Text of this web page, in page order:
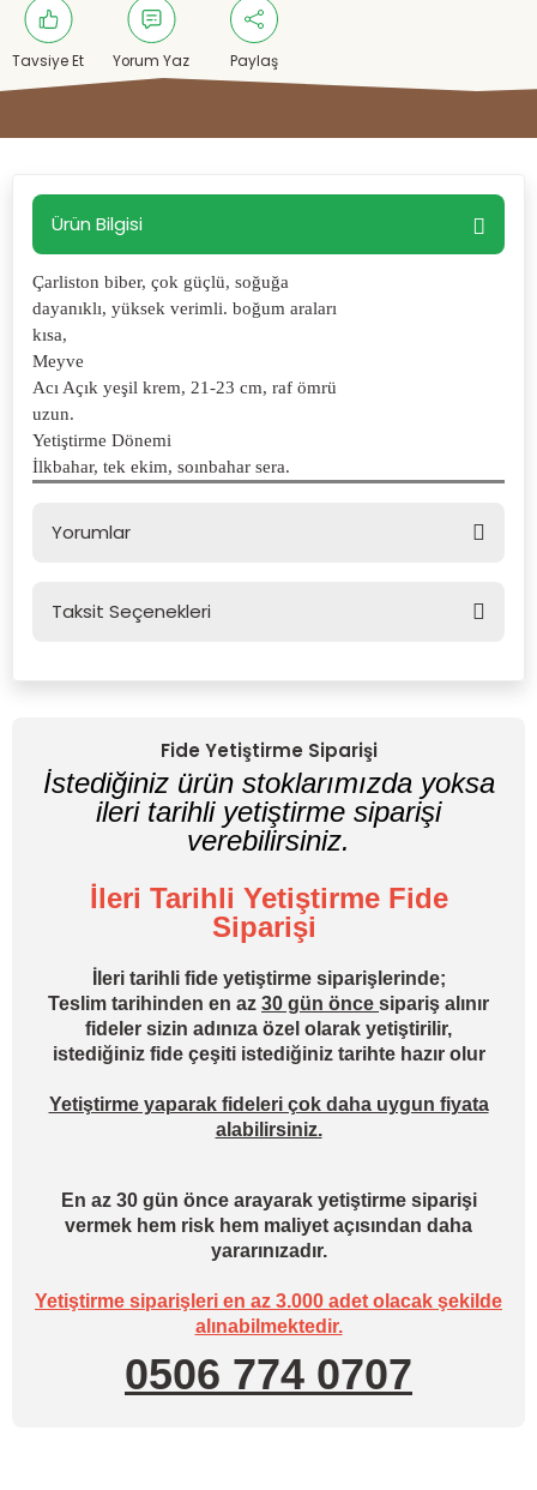
Tavsiye Et Yorum Yaz Paylaş
Ürün Bilgisi
Çarliston biber, çok güçlü, soğuğa
dayanıklı, yüksek verimli. boğum araları
kısa,
Meyve
Acı Açık yeşil krem, 21-23 cm, raf ömrü
uzun.
Yetiştirme Dönemi
İlkbahar, tek ekim, soınbahar sera.
Yorumlar
Taksit Seçenekleri
Fide Yetiştirme Siparişi
İstediğiniz ürün stoklarımızda yoksa
ileri tarihli yetiştirme siparişi
verebilirsiniz.
İleri Tarihli Yetiştirme Fide
Siparişi
İleri tarihli fide yetiştirme siparişlerinde;
Teslim tarihinden en az 30 gün önce sipariş alınır
fideler sizin adınıza özel olarak yetiştirilir,
istediğiniz fide çeşiti istediğiniz tarihte hazır olur
Yetiştirme yaparak fideleri çok daha uygun fiyata
alabilirsiniz.
En az 30 gün önce arayarak yetiştirme siparişi
vermek hem risk hem maliyet açısından daha
yararınızadır.
Yetiştirme siparişleri en az 3.000 adet olacak şekilde
alınabilmektedir.
0506 774 0707